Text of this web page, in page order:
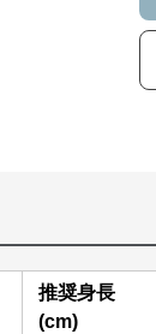
推奨身長
(cm)